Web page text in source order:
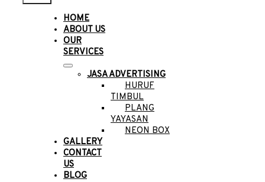
HOME
ABOUT US
OUR
SERVICES
JASA ADVERTISING
HURUF
TIMBUL
PLANG
YAYASAN
NEON BOX
GALLERY
CONTACT
US
BLOG